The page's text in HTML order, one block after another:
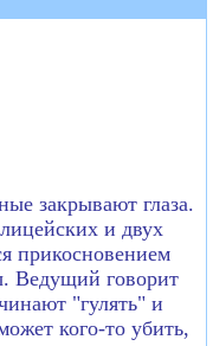
закрывают глаза.
и двух
прикосновением
Ведущий говорит
"гулять" и
кого-то убить,